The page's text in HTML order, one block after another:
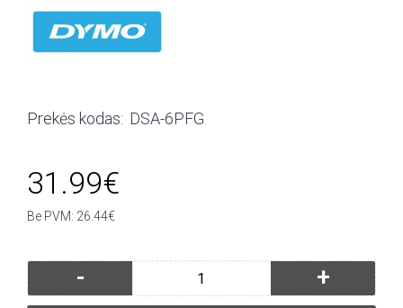
Prekės kodas: DSA-6PFG
31.99€
Be PVM: 26.44€
- +